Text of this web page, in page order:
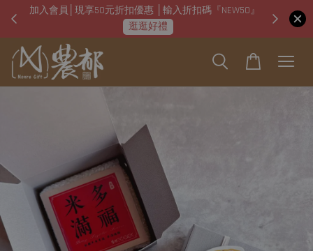
加入會員│現享50元折扣優惠 │輸入折扣碼『NEW50』
逛逛好禮
即日